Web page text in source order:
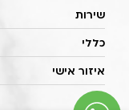
שירות
כללי
איזור אישי